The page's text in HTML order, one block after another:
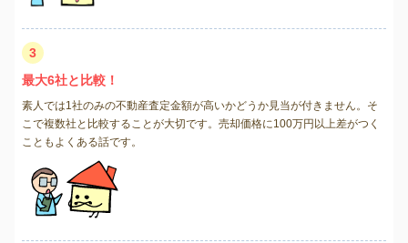
3
最大6社と比較！
素人では1社のみの不動産査定金額が高いかどうか見当が付きません。そ
こで複数社と比較することが大切です。売却価格に100万円以上差がつく
こともよくある話です。